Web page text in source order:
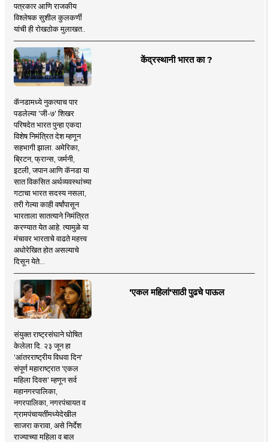
पत्रकार आणि राजकीय
विश्लेषक सुशील कुलकर्णी
यांची ही रोखठोक मुलाखत..
केंद्रस्थानी भारत का ?
कॅनडामध्ये नुकत्याच पार
पडलेल्या 'जी-७' शिखर
परिषदेत भारत पुन्हा एकदा
विशेष निमंत्रित देश म्हणून
सहभागी झाला. अमेरिका,
ब्रिटन, फ्रान्स, जर्मनी,
इटली, जपान आणि कॅनडा या
सात विकसित अर्थव्यवस्थांच्या
गटाचा भारत सदस्य नसला,
तरी गेल्या काही वर्षांपासून
भारताला सातत्याने निमंत्रित
करण्यात येत आहे. त्यामुळे या
मंचावर भारताचे वाढते महत्त्व
अधोरेखित होत असल्याचे
दिसून येते...
'एकल महिलां'साठी पुढचे पाऊल
संयुक्त राष्ट्रसंघाने घोषित
केलेला दि. २३ जून हा
'आंतरराष्ट्रीय विधवा दिन'
संपूर्ण महाराष्ट्रात 'एकल
महिला दिवस' म्हणून सर्व
महानगरपालिका,
नगरपालिका, नगरपंचायत व
ग्रामपंचायतींमध्येदेखील
साजरा करावा, असे निर्देश
राज्याच्या महिला व बाल